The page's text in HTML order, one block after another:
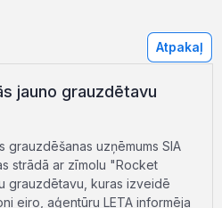
Atpakaļ
jauno grauzdētavu
grauzdēšanas uzņēmums SIA
strādā ar zīmolu "Rocket
grauzdētavu, kuras izveidē
eiro, aģentūru LETA informēja